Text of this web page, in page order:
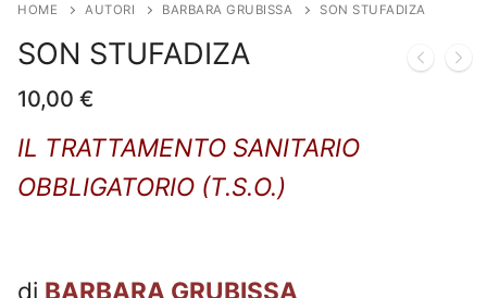
HOME AUTORI BARBARA GRUBISSA SON STUFADIZA
SON STUFADIZA
10,00 €
IL TRATTAMENTO SANITARIO
OBBLIGATORIO (T.S.O.)
di BARBARA GRUBISSA